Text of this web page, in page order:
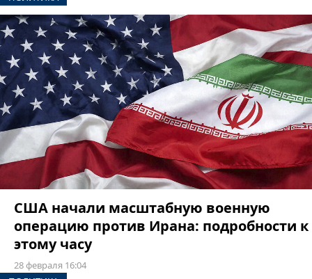
США начали масштабную военную
операцию против Ирана: подробности к
этому часу
28 февраля 16:04